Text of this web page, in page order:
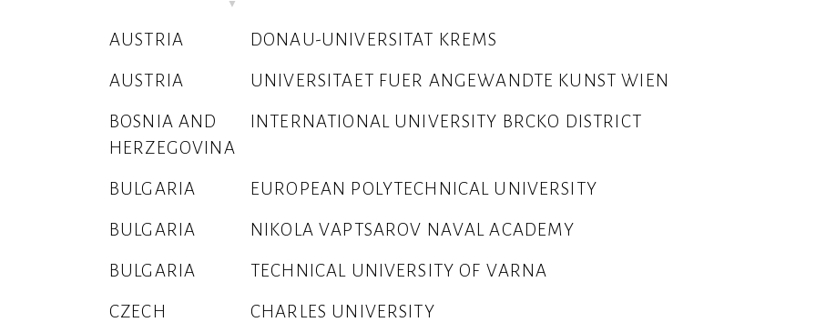
AUSTRIA DONAU-UNIVERSITAT KREMS
AUSTRIA UNIVERSITAET FUER ANGEWANDTE KUNST WIEN
BOSNIA AND
HERZEGOVINA
INTERNATIONAL UNIVERSITY BRCKO DISTRICT
BULGARIA EUROPEAN POLYTECHNICAL UNIVERSITY
BULGARIA NIKOLA VAPTSAROV NAVAL ACADEMY
BULGARIA TECHNICAL UNIVERSITY OF VARNA
CZECH
CHARLES UNIVERSITY